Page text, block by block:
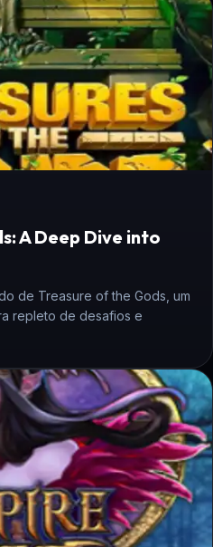
A Deep Dive into
de Treasure of the Gods, um
repleto de desafios e